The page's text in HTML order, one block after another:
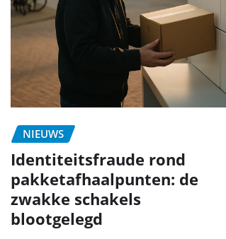
NIEUWS
Identiteitsfraude rond
pakketafhaalpunten: de
zwakke schakels
blootgelegd